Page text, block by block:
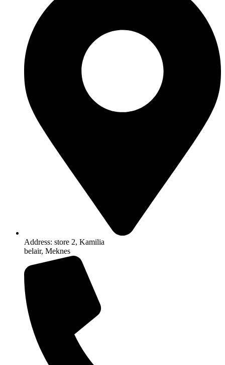
Address: store 2, Kamilia
belair, Meknes